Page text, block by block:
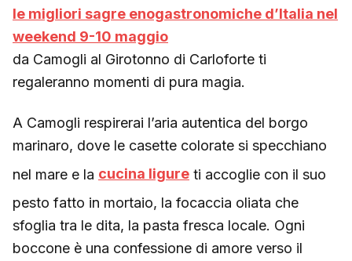
le migliori sagre enogastronomiche d’Italia nel
weekend 9-10 maggio
da Camogli al Girotonno di Carloforte ti
regaleranno momenti di pura magia.
A Camogli respirerai l’aria autentica del borgo
marinaro, dove le casette colorate si specchiano
nel mare e la cucina ligure ti accoglie con il suo
pesto fatto in mortaio, la focaccia oliata che
sfoglia tra le dita, la pasta fresca locale. Ogni
boccone è una confessione di amore verso il